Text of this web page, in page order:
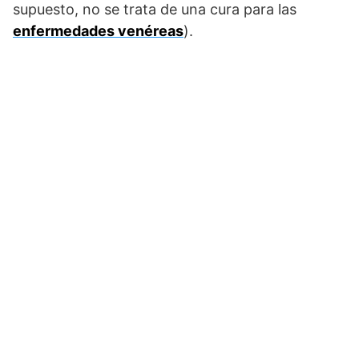
supuesto, no se trata de una cura para las
enfermedades venéreas).